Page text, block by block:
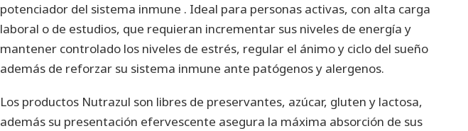
potenciador del sistema inmune . Ideal para personas activas, con alta carga
laboral o de estudios, que requieran incrementar sus niveles de energía y
mantener controlado los niveles de estrés, regular el ánimo y ciclo del sueño
además de reforzar su sistema inmune ante patógenos y alergenos.
Los productos Nutrazul son libres de preservantes, azúcar, gluten y lactosa,
además su presentación efervescente asegura la máxima absorción de sus